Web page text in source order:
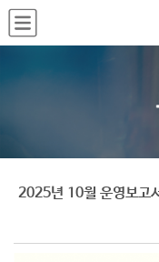
2025년 10월 운영보고